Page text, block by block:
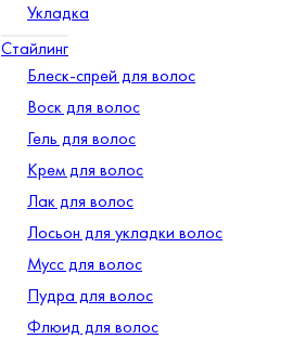
Укладка
Стайлинг
Блеск-спрей для волос
Воск для волос
Гель для волос
Крем для волос
Лак для волос
Лосьон для укладки волос
Мусс для волос
Пудра для волос
Флюид для волос